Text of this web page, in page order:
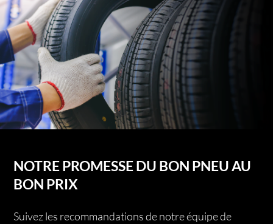
NOTRE PROMESSE DU BON PNEU AU
BON PRIX
Suivez les recommandations de notre équipe de